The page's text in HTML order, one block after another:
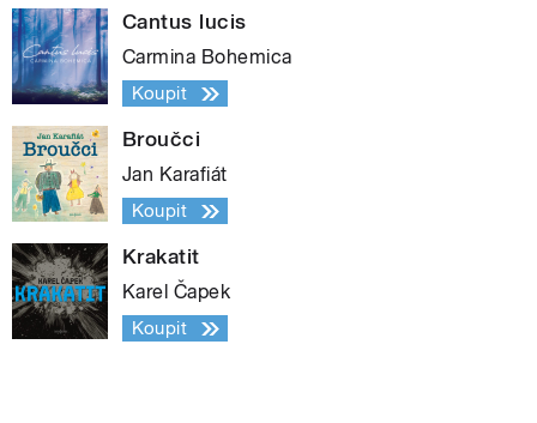
Cantus lucis
Carmina Bohemica
Koupit
Broučci
Jan Karafiát
Koupit
Krakatit
Karel Čapek
Koupit